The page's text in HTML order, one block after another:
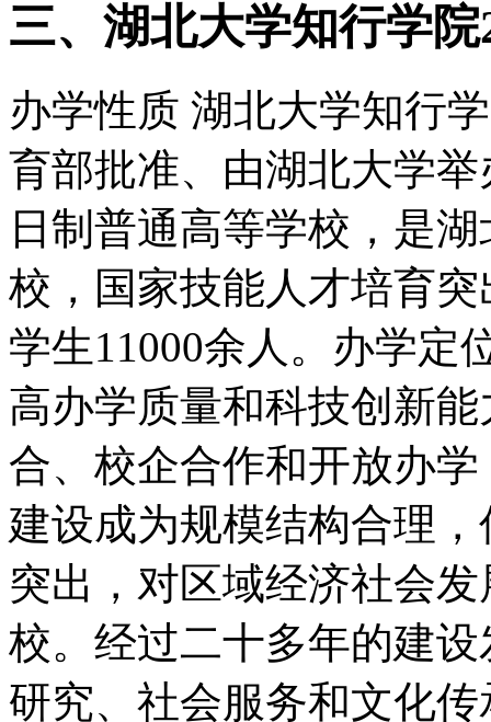
三、湖北大学知行学
办学性质 湖北大学知行
育部批准、由湖北大学
日制普通高等学校，是
校，国家技能人才培育
学生11000余人。办学定
高办学质量和科技创新
合、校企合作和开放办
建设成为规模结构合理
突出，对区域经济社会
校。经过二十多年的建
研究、社会服务和文化